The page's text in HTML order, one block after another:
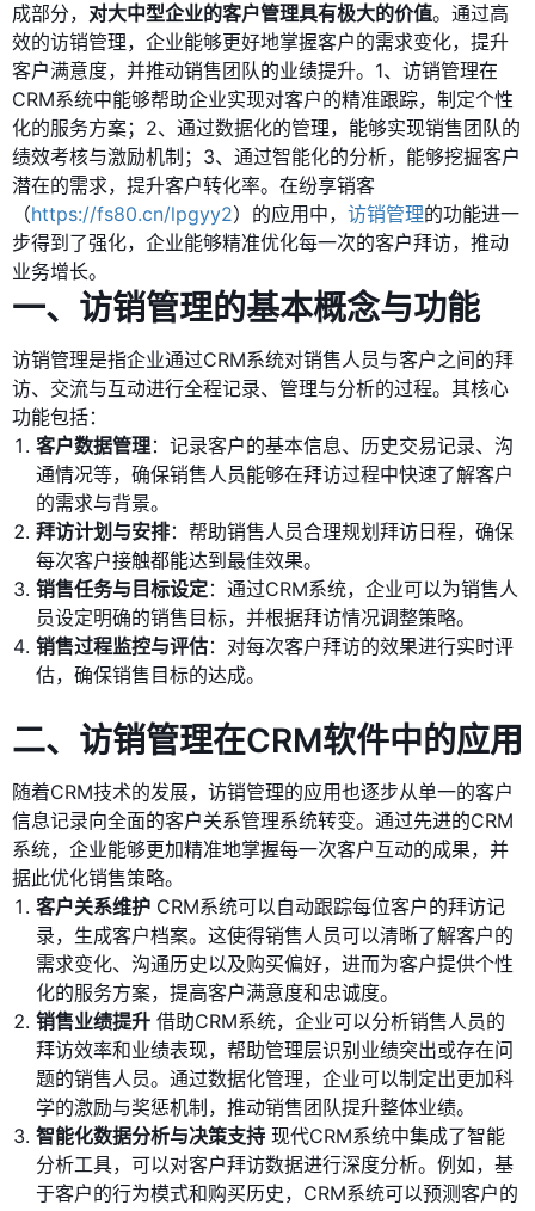
成部分， 对大中型企业的客户管理具有极大的价值。通过高
效的访销管理，企业能够更好地掌握客户的需求变化，提升
客户满意度，并推动销售团队的业绩提升。1、访销管理在
CRM系统中能够帮助企业实现对客户的精准跟踪，制定个性
化的服务方案；2、通过数据化的管理，能够实现销售团队的
绩效考核与激励机制；3、通过智能化的分析，能够挖掘客户
潜在的需求，提升客户转化率。在纷享销客
（https://fs80.cn/lpgyy2）的应用中， 访销管理的功能进一
步得到了强化，企业能够精准优化每一次的客户拜访，推动
业务增长。
一、访销管理的基本概念与功能
访销管理是指企业通过CRM系统对销售人员与客户之间的拜
访、交流与互动进行全程记录、管理与分析的过程。其核心
功能包括：
客户数据管理：记录客户的基本信息、历史交易记录、沟
通情况等，确保销售人员能够在拜访过程中快速了解客户
的需求与背景。
拜访计划与安排：帮助销售人员合理规划拜访日程，确保
每次客户接触都能达到最佳效果。
销售任务与目标设定：通过CRM系统，企业可以为销售人
员设定明确的销售目标，并根据拜访情况调整策略。
销售过程监控与评估：对每次客户拜访的效果进行实时评
估，确保销售目标的达成。
二、访销管理在CRM软件中的应用
随着CRM技术的发展，访销管理的应用也逐步从单一的客户
信息记录向全面的客户关系管理系统转变。通过先进的CRM
系统，企业能够更加精准地掌握每一次客户互动的成果，并
据此优化销售策略。
客户关系维护 CRM系统可以自动跟踪每位客户的拜访记
录，生成客户档案。这使得销售人员可以清晰了解客户的
需求变化、沟通历史以及购买偏好，进而为客户提供个性
化的服务方案，提高客户满意度和忠诚度。
销售业绩提升 借助CRM系统，企业可以分析销售人员的
拜访效率和业绩表现，帮助管理层识别业绩突出或存在问
题的销售人员。通过数据化管理，企业可以制定出更加科
学的激励与奖惩机制，推动销售团队提升整体业绩。
智能化数据分析与决策支持 现代CRM系统中集成了智能
分析工具，可以对客户拜访数据进行深度分析。例如，基
于客户的行为模式和购买历史，CRM系统可以预测客户的